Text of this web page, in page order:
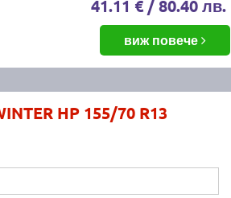
41.11 € / 80.40 лв.
виж повече
HP 155/70 R13